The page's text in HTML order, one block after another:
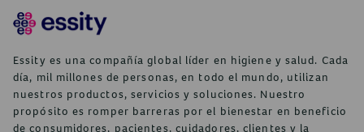
Essity es una compañía global líder en higiene y salud. Cada
día, mil millones de personas, en todo el mundo, utilizan
nuestros productos, servicios y soluciones. Nuestro
propósito es romper barreras por el bienestar en beneficio
de consumidores, pacientes, cuidadores, clientes y la